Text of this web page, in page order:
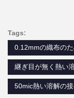
Tags:
0.12mmの織布の
継ぎ目が無く熱い
50mic熱い溶解の